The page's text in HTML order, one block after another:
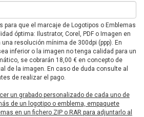
para que el marcaje de Logotipos o Emblemas
óptima: Ilustrator, Corel, PDF o Imagen en
una resolución mínima de 300dpi (ppp). En
inferior o la imagen no tenga calidad para un
se cobrarán 18,00 € en concepto de
de la imagen. En caso de duda consulte al
de realizar el pago.
un grabado personalizado de cada uno de
de un logotipo o emblema, empaquete
en un fichero ZIP o RAR para adjuntarlo al